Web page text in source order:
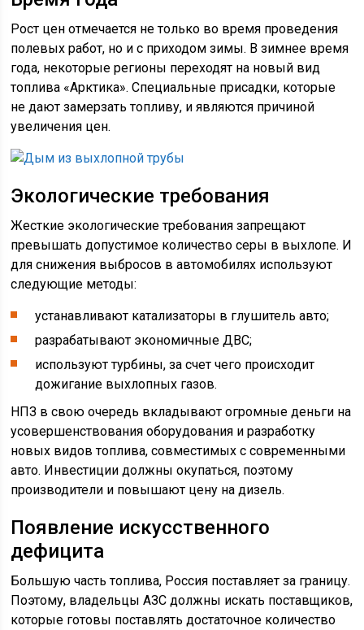
Рост цен отмечается не только во время проведения
полевых работ, но и с приходом зимы. В зимнее время
года, некоторые регионы переходят на новый вид
топлива «Арктика». Специальные присадки, которые
не дают замерзать топливу, и являются причиной
увеличения цен.
Экологические требования
Жесткие экологические требования запрещают
превышать допустимое количество серы в выхлопе. И
для снижения выбросов в автомобилях используют
следующие методы:
устанавливают катализаторы в глушитель авто;
разрабатывают экономичные ДВС;
используют турбины, за счет чего происходит
дожигание выхлопных газов.
НПЗ в свою очередь вкладывают огромные деньги на
усовершенствования оборудования и разработку
новых видов топлива, совместимых с современными
авто. Инвестиции должны окупаться, поэтому
производители и повышают цену на дизель.
Появление искусственного
дефицита
Большую часть топлива, Россия поставляет за границу.
Поэтому, владельцы АЗС должны искать поставщиков,
которые готовы поставлять достаточное количество